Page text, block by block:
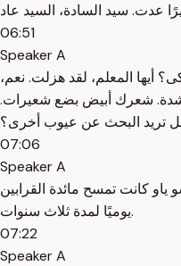
06:51
Speaker A
أيها المعلم، لقد هزلت. نعم،
شعرك أبيض بضع شعيرات.
تريد البحث عن عيوب أخرى؟
07:06
Speaker A
كانت تمسح مائدة القرابين
يوميًا لمدة ثلاث سنوات.
07:22
Speaker A